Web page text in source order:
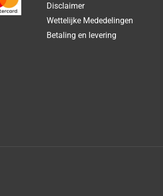
Disclaimer
Wettelijke Mededelingen
Betaling en levering